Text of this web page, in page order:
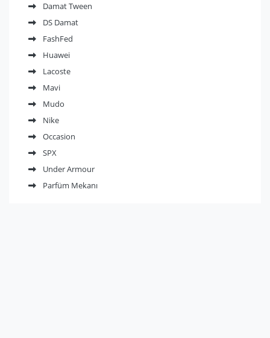
Damat Tween
DS Damat
FashFed
Huawei
Lacoste
Mavi
Mudo
Nike
Occasion
SPX
Under Armour
Parfüm Mekanı